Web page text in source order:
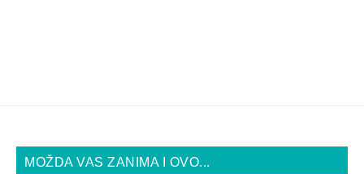
MOŽDA VAS ZANIMA I OVO...